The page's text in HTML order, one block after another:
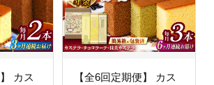
カス
【全6回定期便】 カス